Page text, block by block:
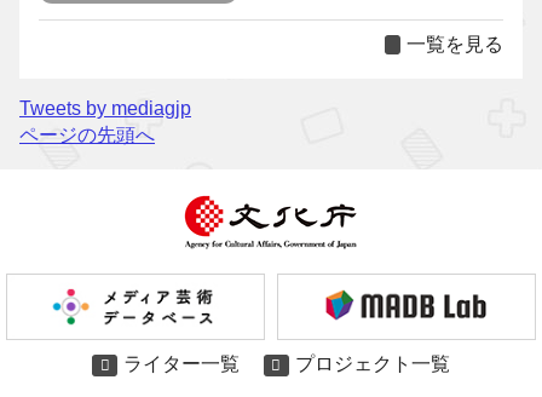
一覧を見る
Tweets by mediagjp
ページの先頭へ
ライター一覧 プロジェクト一覧